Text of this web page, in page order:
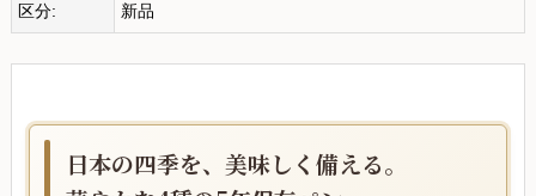
区分: 新品
日本の四季を、美味しく備える。